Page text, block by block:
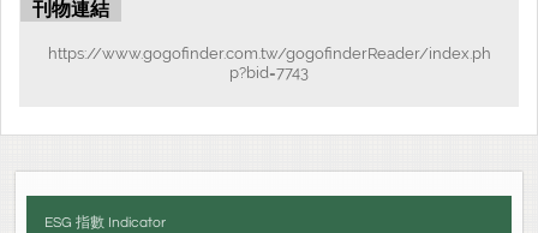
刊物連結
https://www.gogofinder.com.tw/gogofinderReader/index.ph
p?bid=7743
ESG 指數 Indicator